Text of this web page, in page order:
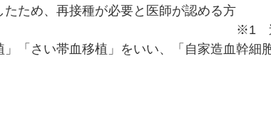
消失したため、再接種が必要と
細胞移植と
「さい帯血移植」をいい、「自家造血幹細